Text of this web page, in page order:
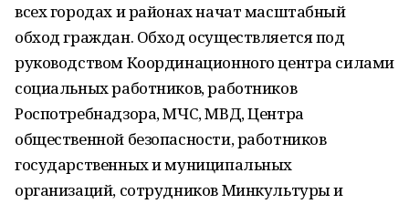
всех городах и районах начат масштабный
обход граждан. Обход осуществляется под
руководством Координационного центра силами
социальных работников, работников
Роспотребнадзора, МЧС, МВД, Центра
общественной безопасности, работников
государственных и муниципальных
организаций, сотрудников Минкультуры и